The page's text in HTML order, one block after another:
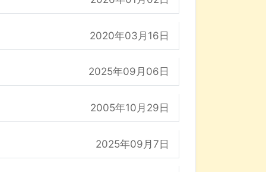
2020年03月16日
2025年09月06日
2005年10月29日
2025年09月7日